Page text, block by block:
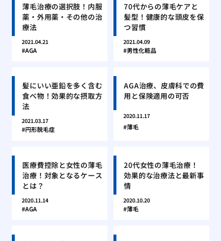
薄毛治療の選択肢！内服
薬・外用薬・その他の治
療法
2021.04.21
AGA
70代からの薄毛ケアと
髪型！健康的な頭皮を保
つ習慣
2021.04.09
男性化粧品
髪にいい亜鉛を多く含む
食べ物！効果的な摂取方
法
2021.03.17
円形脱毛症
AGA治療、皮膚科での費
用と保険適用の可否
2020.11.17
薄毛
医療費控除と女性の薄毛
治療！対象となるケース
とは？
2020.11.14
AGA
20代女性の薄毛治療！
効果的な治療法と最新事
情
2020.10.20
薄毛